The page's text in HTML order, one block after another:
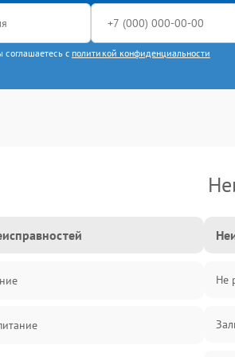
соглашаетесь с политикой конфиденциальности
Не